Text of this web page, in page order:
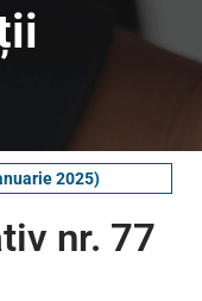
2025)
nr. 77